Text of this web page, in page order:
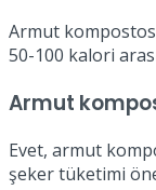
Armut
50-100 kalori
Armut
Evet, armut
şeker tüketimi